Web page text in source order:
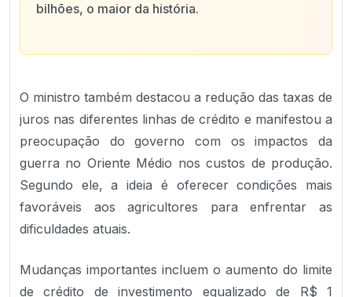
bilhões, o maior da história.
O ministro também destacou a redução das taxas de
juros nas diferentes linhas de crédito e manifestou a
preocupação do governo com os impactos da
guerra no Oriente Médio nos custos de produção.
Segundo ele, a ideia é oferecer condições mais
favoráveis aos agricultores para enfrentar as
dificuldades atuais.
Mudanças importantes incluem o aumento do limite
de crédito de investimento equalizado de R$ 1